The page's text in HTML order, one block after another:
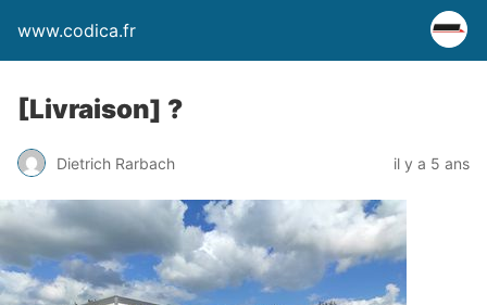
www.codica.fr
[Livraison] ?
Dietrich Rarbach il y a 5 ans